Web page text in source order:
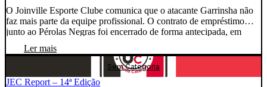
O Joinville Esporte Clube comunica que o atacante Garrinsha não
faz mais parte da equipe profissional. O contrato de empréstimo
junto ao Pérolas Negras foi encerrado de forma antecipada, em
de sua carreira.
Ler mais
Sem Categoria
JEC Report – 14ª Edição